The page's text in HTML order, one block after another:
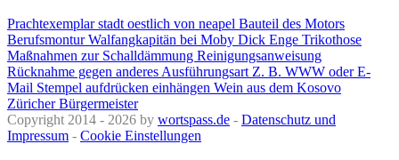
Prachtexemplarstadt oestlich von neapel Bauteil des Motors
BerufsmonturWalfangkapitän bei Moby Dick Enge Trikothose
Maßnahmen zur Schalldämmung Reinigungsanweisung
Rücknahme gegen anderes Ausführungsart Z. B. WWW oder E-
Mail Stempel aufdrücken einhängen Wein aus dem Kosovo
Züricher Bürgermeister
Copyright 2014 - 2026 by wortspass.de - Datenschutz und
Impressum - Cookie Einstellungen